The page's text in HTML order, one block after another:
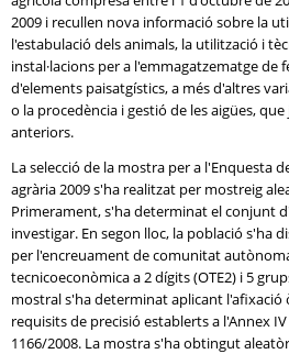
2009 i recullen nova informació sobre la
l'estabulació dels animals, la utilització i
instal·lacions per a l'emmagatzematge
d'elements paisatgístics, a més d'altres
o la procedència i gestió de les aigües,
anteriors.
La selecció de la mostra per a l'Enquesta
agrària 2009 s'ha realitzat per mostreig
Primerament, s'ha determinat el conjunt
investigar. En segon lloc, la població s'ha
per l'encreuament de comunitat
tecnicoeconòmica a 2 dígits (OTE2) i 5
mostral s'ha determinat aplicant l'afixació
requisits de precisió establerts a l'Annex
1166/2008. La mostra s'ha obtingut